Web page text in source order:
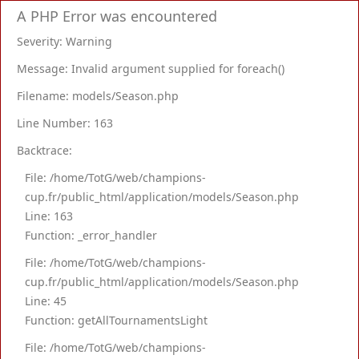
A PHP Error was encountered
Severity: Warning
Message: Invalid argument supplied for foreach()
Filename: models/Season.php
Line Number: 163
Backtrace:
File: /home/TotG/web/champions-
cup.fr/public_html/application/models/Season.php
Line: 163
Function: _error_handler
File: /home/TotG/web/champions-
cup.fr/public_html/application/models/Season.php
Line: 45
Function: getAllTournamentsLight
File: /home/TotG/web/champions-